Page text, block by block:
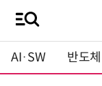
AI·SW 반도체